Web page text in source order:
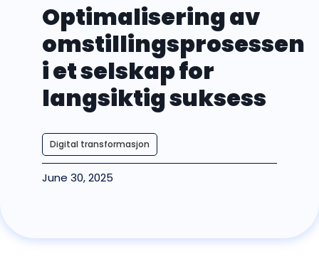
Optimalisering av
omstillingsprosessen
i et selskap for
langsiktig suksess
Digital transformasjon
June 30, 2025